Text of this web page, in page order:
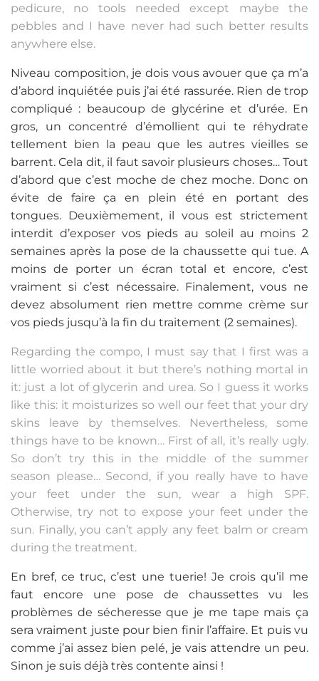
pedicure, no tools needed except maybe the
pebbles and I have never had such better results
anywhere else.
Niveau composition, je dois vous avouer que ça m’a
d’abord inquiétée puis j’ai été rassurée. Rien de trop
compliqué : beaucoup de glycérine et d’urée. En
gros, un concentré d’émollient qui te réhydrate
tellement bien la peau que les autres vieilles se
barrent. Cela dit, il faut savoir plusieurs choses… Tout
d’abord que c’est moche de chez moche. Donc on
évite de faire ça en plein été en portant des
tongues. Deuxièmement, il vous est strictement
interdit d’exposer vos pieds au soleil au moins 2
semaines après la pose de la chaussette qui tue. A
moins de porter un écran total et encore, c’est
vraiment si c’est nécessaire. Finalement, vous ne
devez absolument rien mettre comme crème sur
vos pieds jusqu’à la fin du traitement (2 semaines).
Regarding the compo, I must say that I first was a
little worried about it but there’s nothing mortal in
it: just a lot of glycerin and urea. So I guess it works
like this: it moisturizes so well our feet that your dry
skins leave by themselves. Nevertheless, some
things have to be known… First of all, it’s really ugly.
So don’t try this in the middle of the summer
season please… Second, if you really have to have
your feet under the sun, wear a high SPF.
Otherwise, try not to expose your feet under the
sun. Finally, you can’t apply any feet balm or cream
during the treatment.
En bref, ce truc, c’est une tuerie! Je crois qu’il me
faut encore une pose de chaussettes vu les
problèmes de sécheresse que je me tape mais ça
sera vraiment juste pour bien finir l’affaire. Et puis vu
comme j’ai assez bien pelé, je vais attendre un peu.
Sinon je suis déjà très contente ainsi !